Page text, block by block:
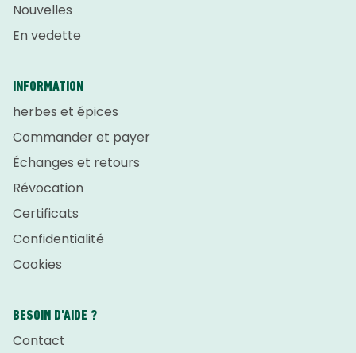
Nouvelles
En vedette
INFORMATION
herbes et épices
Commander et payer
Échanges et retours
Révocation
Certificats
Confidentialité
Cookies
BESOIN D'AIDE ?
Contact